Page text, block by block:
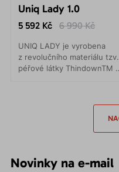
Uniq Lady 1.0
5 592 Kč 6 990 Kč
UNIQ LADY je vyrobena
z revolučního materiálu tzv.
péřové látky ThindownTM .
Novinky na e-mail